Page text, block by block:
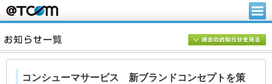
コンシューマサービス 新ブランドコンセプトを策